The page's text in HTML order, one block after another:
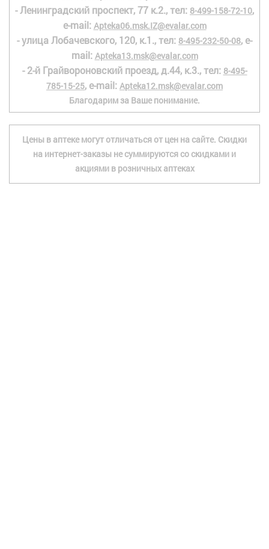
- Ленинградский проспект, 77 к.2., тел: 8-499-158-72-10,
e-mail: Apteka06.msk.IZ@evalar.com
- улица Лобачевского, 120, к.1., тел: 8-495-232-50-08, e-
mail: Apteka13.msk@evalar.com
- 2-й Грайвороновский проезд, д.44, к.3., тел: 8-495-
785-15-25, e-mail: Apteka12.msk@evalar.com
Благодарим за Ваше понимание.
Цены в аптеке могут отличаться от цен на сайте. Скидки
на интернет-заказы не суммируются со скидками и
акциями в розничных аптеках